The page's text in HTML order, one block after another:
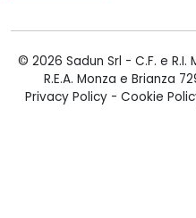
© 2026 Sadun Srl - C.F. e
R.E.A. Monza e Brianza
Privacy Policy - Cookie